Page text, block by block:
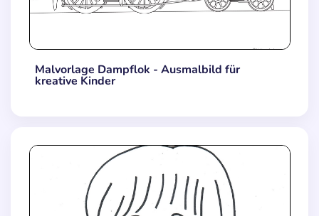
Malvorlage Dampflok - Ausmalbild für
kreative Kinder